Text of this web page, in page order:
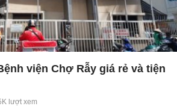
viện Chợ Rẫy giá rẻ và tiện
lượt xem